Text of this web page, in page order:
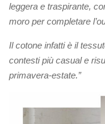
leggera e traspirante,
moro per completare
Il cotone infatti è il
contesti più casual e
primavera-estate.”